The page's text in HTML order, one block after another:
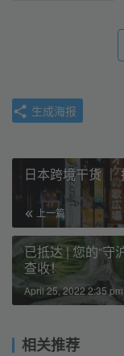
生成海报
日本跨境干货 ｜
上一篇
已抵达 | 您的“守
查收！
April 25, 2022 2:35 pm
相关推荐